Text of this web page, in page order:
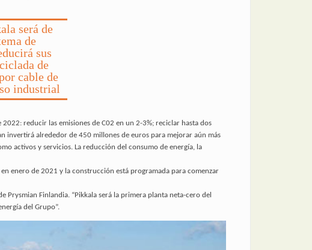
será de
de
sus
de
cable de
industrial
reducir las emisiones de C02 en un 2-3%; reciclar hasta dos
invertirá alrededor de 450 millones de euros para mejorar aún más
activos y servicios. La reducción del consumo de energía, la
enero de 2021 y la construcción está programada para comenzar
Finlandia. “Pikkala será la primera planta neta-cero del
del Grupo”.